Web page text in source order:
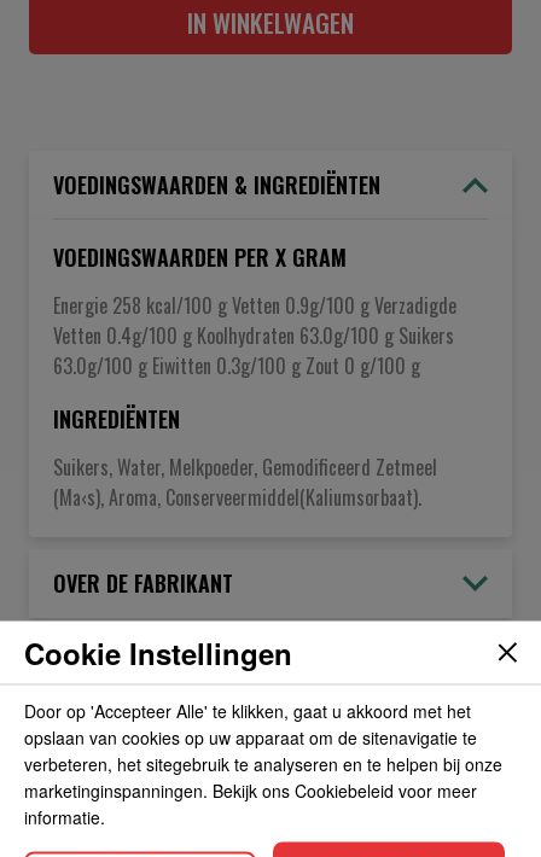
IN WINKELWAGEN
VOEDINGSWAARDEN & INGREDIËNTEN
VOEDINGSWAARDEN PER X GRAM
Energie 258 kcal/100 g Vetten 0.9g/100 g Verzadigde
Vetten 0.4g/100 g Koolhydraten 63.0g/100 g Suikers
63.0g/100 g Eiwitten 0.3g/100 g Zout 0 g/100 g
INGREDIËNTEN
Suikers, Water, Melkpoeder, Gemodificeerd Zetmeel
(Ma‹s), Aroma, Conserveermiddel(Kaliumsorbaat).
OVER DE FABRIKANT
ALLERGIEËN
OVERIGE INFORMATIE
Cookie Instellingen
Door op 'Accepteer Alle' te klikken, gaat u akkoord met het
opslaan van cookies op uw apparaat om de sitenavigatie te
verbeteren, het sitegebruik te analyseren en te helpen bij onze
marketinginspanningen. Bekijk ons Cookiebeleid voor meer
informatie.